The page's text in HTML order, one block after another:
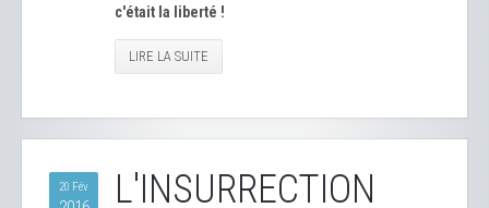
c'était la liberté !
LIRE LA SUITE
20 Fév
L'INSURRECTION